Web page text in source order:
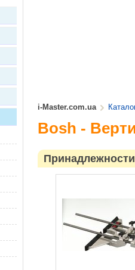
i-Master.com.ua
Bosh -